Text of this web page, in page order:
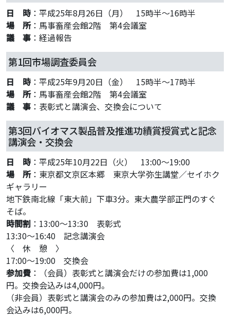
日 時：平成25年8月26日（月） 15時半～16時半
場 所：馬事畜産会館2階 第4会議室
議 事 ：経過報告
第1回市場調査委員会
日 時：平成25年9月20日（金） 15時半～17時半
場 所：馬事畜産会館2階 第4会議室
議 事 ：表彰式と講演会、交換会について
第3回バイオマス製品普及推進功績賞授賞式と記念
講演会・交換会
日 時：平成25年10月22日（火） 13:00～19:00
場 所：東京都文京区本郷 東京大学弥生講堂／セイホク
ギャラリー
地下鉄南北線「東大前」下車3分。東大農学部正門のすぐ
そば。
時間割 ：13:00～13:30 表彰式
13:30～16:40 記念講演会
〈 休 憩 〉
17:00～19:00 交換会
参加費 ：（会員）表彰式と講演会だけの参加費は1,000
円。交換会込みは4,000円。
（非会員）表彰式と講演会のみの参加費は2,000円。交換
会込みは6,000円。